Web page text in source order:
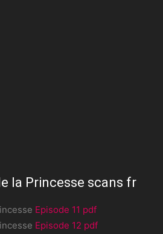
la Princesse scans fr
Episode 11 pdf
Episode 12 pdf